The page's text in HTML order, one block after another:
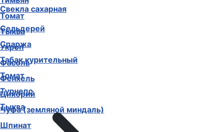
Томат
Тыква
Укроп
Фасоль
Фенхель
Цикорий
Чуфа (земляной миндаль)
Шпинат
Свекла сахарная
Сельдерей
Спаржа
Табак курительный
Томат
Турнепс
Тыква